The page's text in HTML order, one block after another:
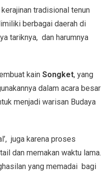
tradisional tenun
berbagai daerah di
tariknya, dan harumnya
kain Songket, yang
dalam acara besar
menjadi warisan Budaya
juga karena proses
dan memakan waktu lama.
yang memadai bagi